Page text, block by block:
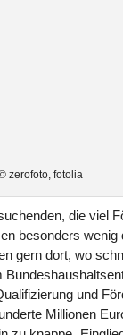
zerofoto, fotolia
die viel
beson­ders wenig
gern dort, wo
und
Mil­lio­nen